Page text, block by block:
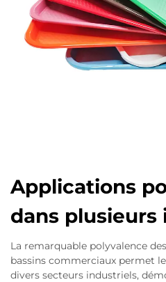
Applications
dans plusieurs
La remarquable polyvalence
bassins commerciaux permet
divers secteurs industriels,